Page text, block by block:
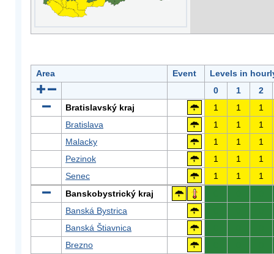
Area Event
Levels in
0
1
2
Bratislavský kraj
1 1
1
Bratislava
1 1
1
Malacky
1 1
1
Pezinok
1 1
1
Senec
1 1
1
Banskobystrický kraj
Banská Bystrica
Banská Štiavnica
Brezno